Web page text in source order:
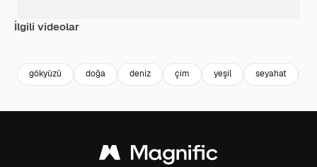
İlgili videolar
gökyüzü doğa deniz çim yeşil seyahat